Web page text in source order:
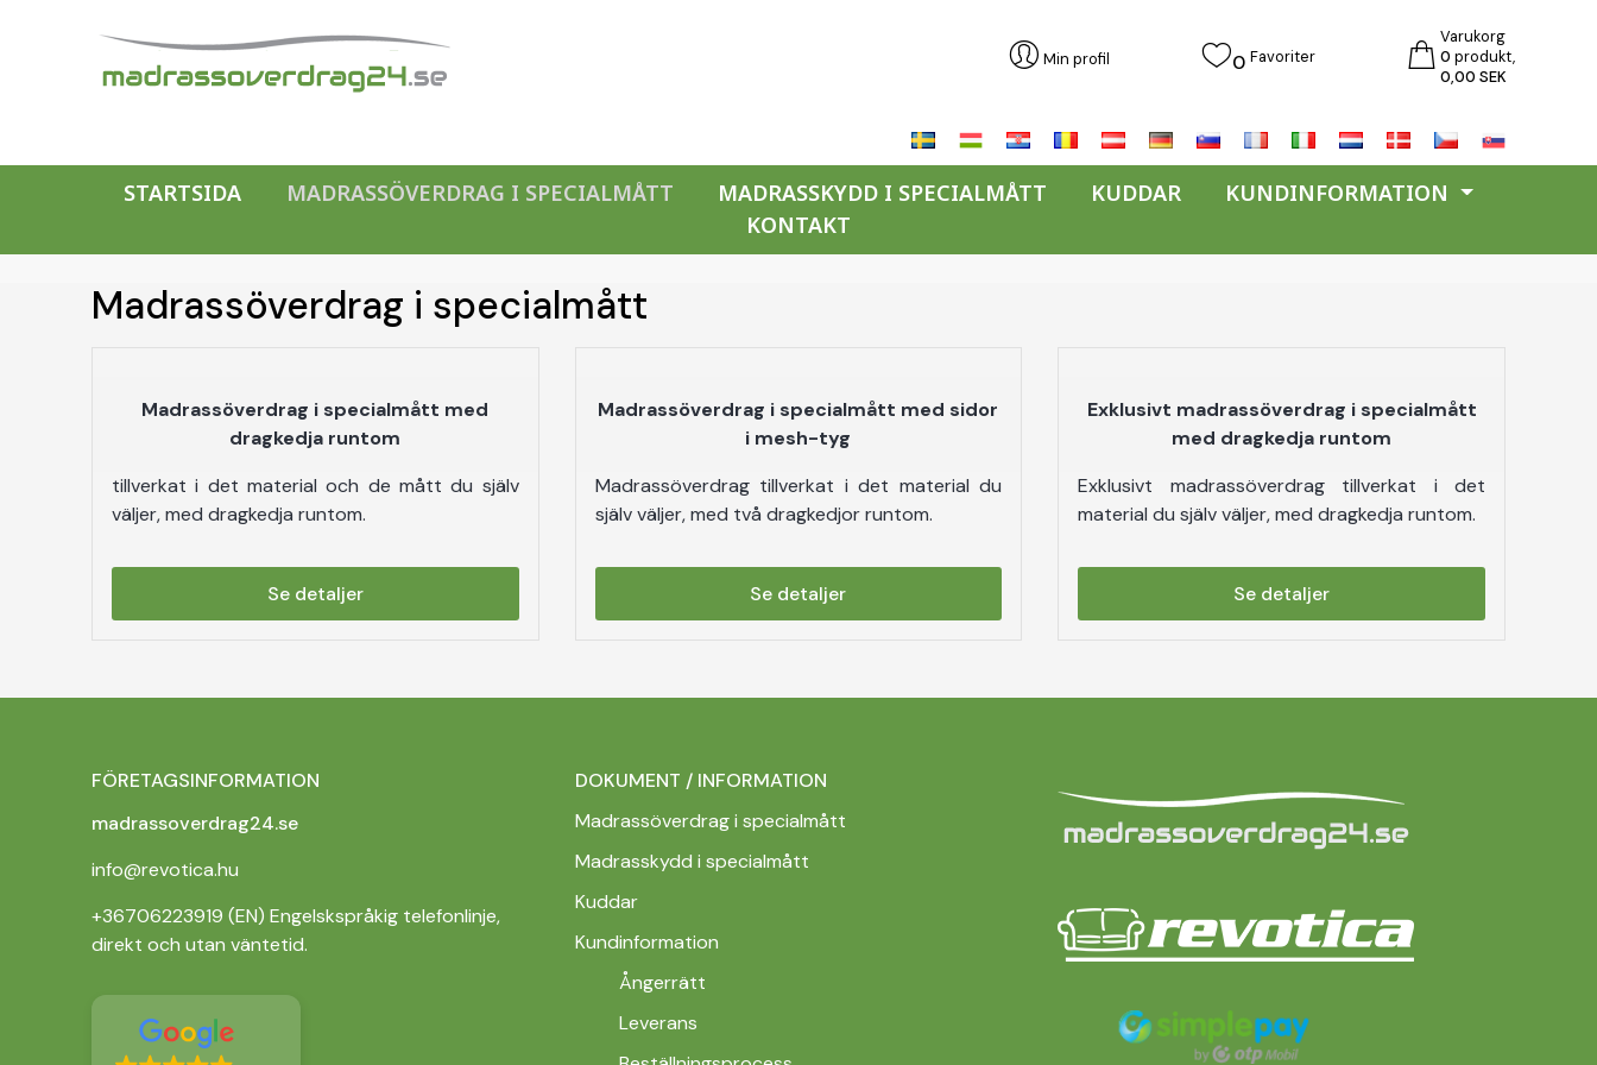
Varukorg
0 produkt,
0,00 SEK
0 Favoriter
Min profil
STARTSIDA MADRASSÖVERDRAG I SPECIALMÅTT MADRASSKYDD I SPECIALMÅTT KUDDAR
KUNDINFORMATION
KONTAKT
Madrassöverdrag i specialmått
Madrassöverdrag i specialmått med
dragkedja runtom
tillverkat i det material och de mått du själv
väljer, med dragkedja runtom.
Se detaljer
Madrassöverdrag i specialmått med sidor
i mesh-tyg
Madrassöverdrag tillverkat i det material du
själv väljer, med två dragkedjor runtom.
Se detaljer
Exklusivt madrassöverdrag i specialmått
med dragkedja runtom
Exklusivt madrassöverdrag tillverkat i det
material du själv väljer, med dragkedja runtom.
Se detaljer
FÖRETAGSINFORMATION
madrassoverdrag24.se
info@revotica.hu
+36706223919 (EN) Engelskspråkig telefonlinje,
direkt och utan väntetid.
DOKUMENT / INFORMATION
Madrassöverdrag i specialmått
Madrasskydd i specialmått
Kuddar
Kundinformation
Ångerrätt
Leverans